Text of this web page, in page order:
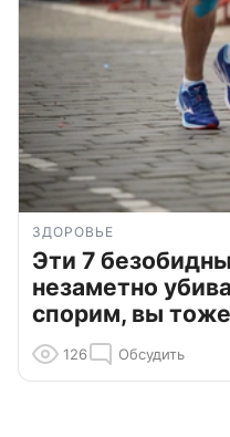
ЗДОРОВЬЕ
Эти 7
незаметно
спорим, вы
126 Обсудить